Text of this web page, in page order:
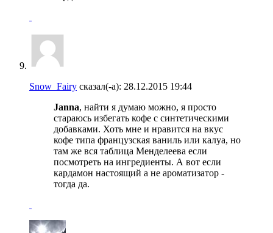
Snow_Fairy сказал(-а): 28.12.2015 19:44
Janna, найти я думаю можно, я просто
стараюсь избегать кофе с синтетическими
добавками. Хоть мне и нравится на вкус
кофе типа французская ваниль или калуа, но
там же вся таблица Менделеева если
посмотреть на ингредиенты. А вот если
кардамон настоящий а не ароматизатор -
тогда да.